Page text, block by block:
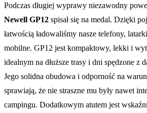
Podczas długiej wyprawy niezawodny
Newell GP12 spisał się na medal. Dzięki
łatwością ładowaliśmy nasze telefony,
mobilne. GP12 jest kompaktowy, lekki i
idealnym na dłuższe trasy i dni spędzone z
Jego solidna obudowa i odporność na
sprawiają, że nie straszne mu były nawet
campingu. Dodatkowym atutem jest